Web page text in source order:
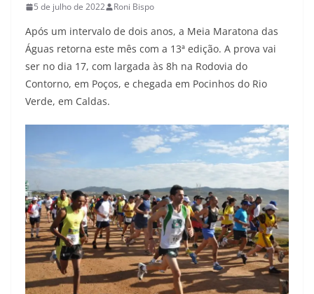
5 de julho de 2022 Roni Bispo
Após um intervalo de dois anos, a Meia Maratona das
Águas retorna este mês com a 13ª edição. A prova vai
ser no dia 17, com largada às 8h na Rodovia do
Contorno, em Poços, e chegada em Pocinhos do Rio
Verde, em Caldas.